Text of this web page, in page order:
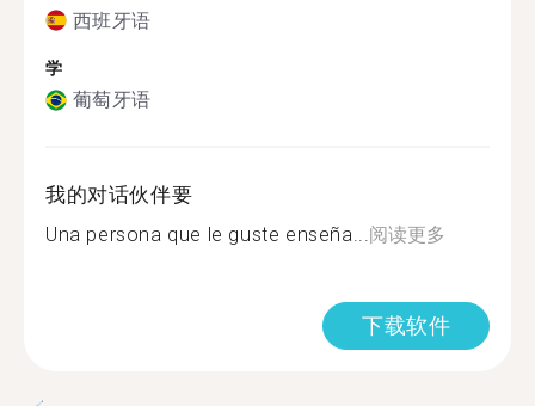
西班牙语
学
葡萄牙语
我的对话伙伴要
Una persona que le guste enseña...阅读更多
下载软件